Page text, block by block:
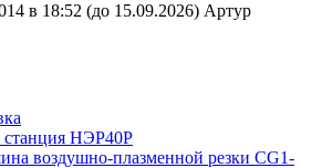
в 18:52 (до 15.09.2026) Артур
станция НЭР40Р
воздушно-плазменной резки CG1-